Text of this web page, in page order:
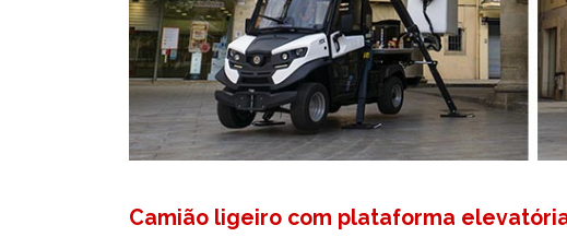
Camião ligeiro com plataforma